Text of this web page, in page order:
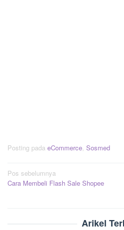
Posting pada eCommerce, Sosmed
Navigasi
pos
Pos sebelumnya
Cara Membeli Flash Sale Shopee
Arikel